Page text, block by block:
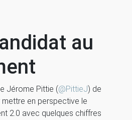
au
Jérome Pittie (@PittieJ) de
en perspective le
2.0 avec quelques chiffres